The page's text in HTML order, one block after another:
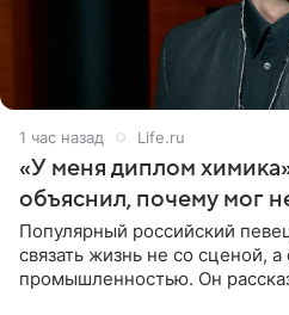
1 час назад Life.ru
«У меня диплом
объяснил, почему мог
Популярный российский
связать жизнь не со сценой,
промышленностью. Он